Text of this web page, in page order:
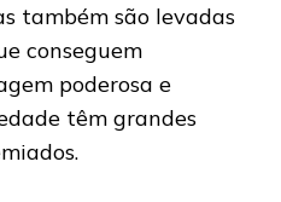
também são levadas
conseguem
poderosa e
têm grandes